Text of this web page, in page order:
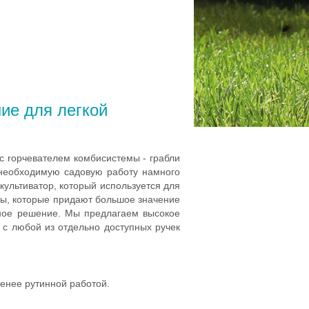
для легкой
rорчевателем комбисистемы - грабли
садовую работу намного
который используется для
которые придают большое значение
решение. Мы предлагаем высокое
любой из отдельно доступных ручек
рутинной работой.